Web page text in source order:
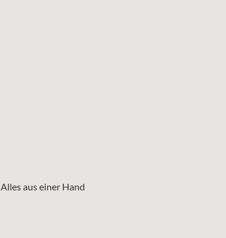
Alles aus einer Hand